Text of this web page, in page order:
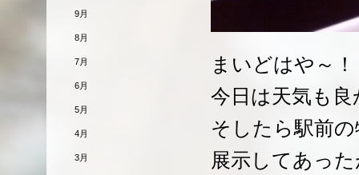
まいどはや～！
今日は天気も
そしたら駅前
展示してあっ
9月
8月
7月
6月
5月
4月
3月